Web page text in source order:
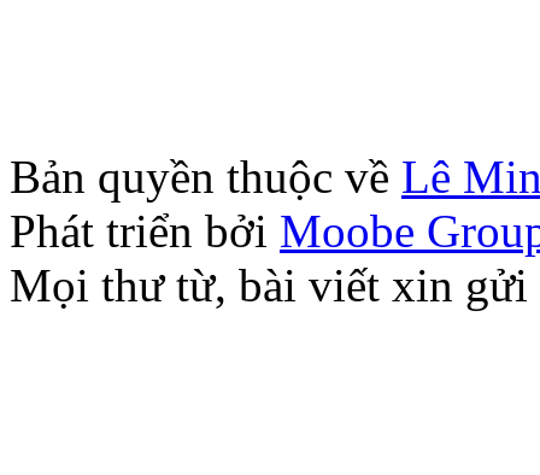
Bản quyền thuộc về Lê
Phát triển bởi Moobe
Mọi thư từ, bài viết xin gửi